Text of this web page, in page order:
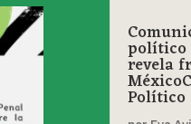
político
revela
Político